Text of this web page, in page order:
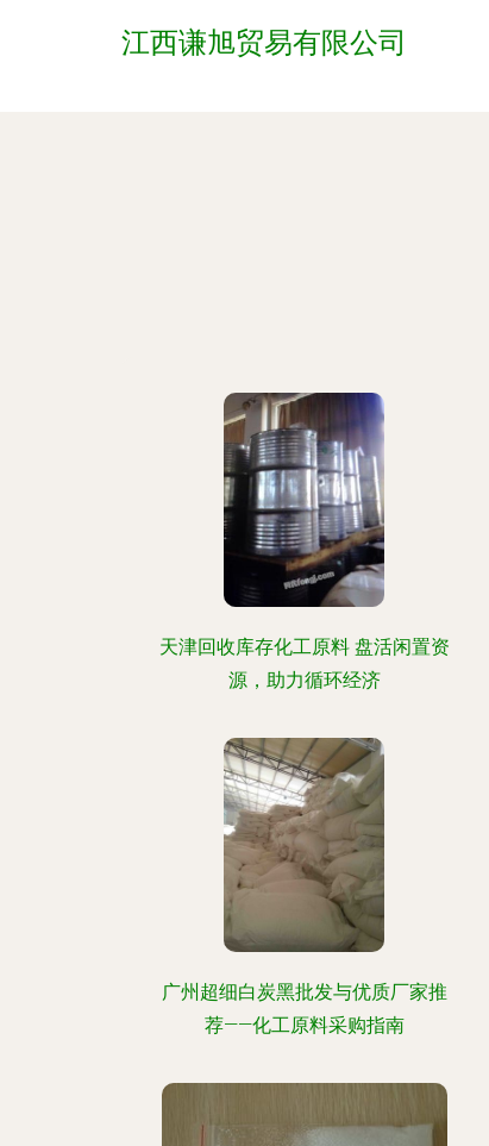
江西谦旭贸易有限公司
天津回收库存化工原料 盘活闲置资
源，助力循环经济
广州超细白炭黑批发与优质厂家推
荐——化工原料采购指南